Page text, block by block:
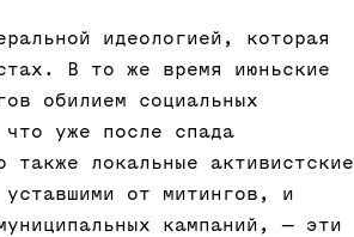
идеологией, которая
В то же время июньские
обилием социальных
уже после спада
также локальные активистские
от митингов, и
кампаний, — эти